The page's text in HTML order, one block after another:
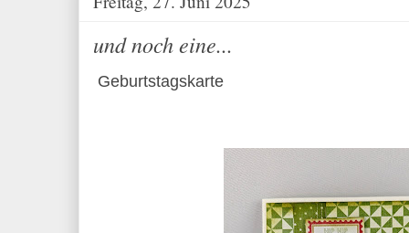
und noch eine...
Geburtstagskarte